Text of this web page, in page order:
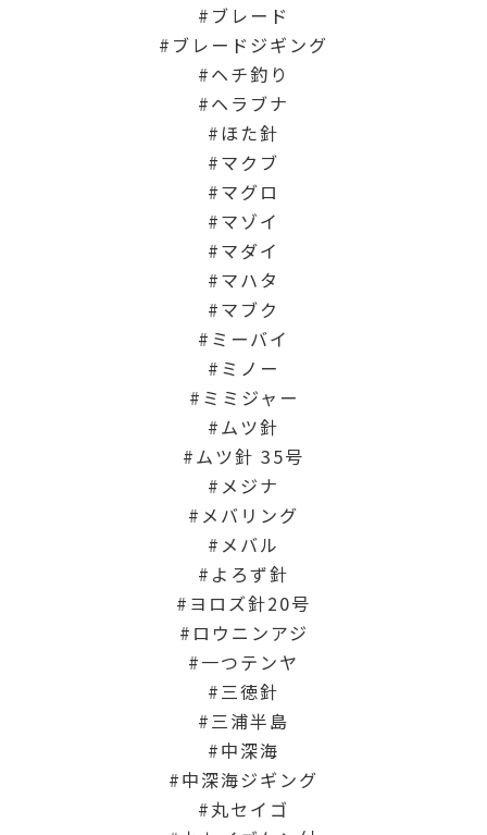
ブレード
ブレードジギング
ヘチ釣り
ヘラブナ
ほた針
マクブ
マグロ
マゾイ
マダイ
マハタ
マブク
ミーバイ
ミノー
ミミジャー
ムツ針
ムツ針 35号
メジナ
メバリング
メバル
よろず針
ヨロズ針20号
ロウニンアジ
一つテンヤ
三徳針
三浦半島
中深海
中深海ジギング
丸セイゴ